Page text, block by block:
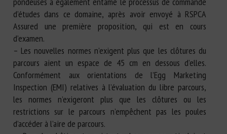
d’études dans ce domaine, après avoir envoyé à RSPCA
Assured une première proposition, qui est en cours
d’examen.
– Les nouvelles normes n’exigent plus que les clôtures du
parcours aient un espace de 45 cm en dessous d’elles.
Conformément aux orientations de l’Egg Marketing
Inspection (EMI) relatives à l’évaluation du libre parcours,
les normes n’exigeront plus que les clôtures ou les
restrictions sur le parcours n’empêchent pas les poules
d’accéder à l’aire de parcours.